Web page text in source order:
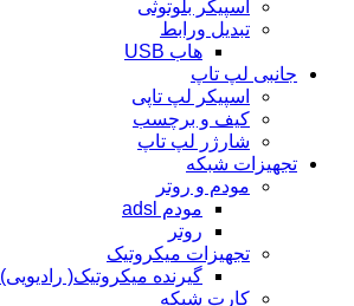
اسپیکر بلوتوثی
تبدیل ورابط
هاب USB
جانبی لپ تاپ
اسپیکر لپ تاپی
کیف و برچسب
شارژر لپ تاپ
تجهیزات شبکه
مودم و روتر
مودم adsl
روتر
تجهیزات میکروتیک
گیرنده میکروتیک( رادیویی)
کارت شبکه